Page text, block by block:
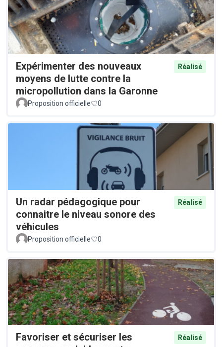
Expérimenter des nouveaux
moyens de lutte contre la
micropollution dans la Garonne
Réalisé
Proposition officielle 0
Un radar pédagogique pour
connaitre le niveau sonore des
véhicules
Réalisé
Proposition officielle 0
Favoriser et sécuriser les
Réalisé